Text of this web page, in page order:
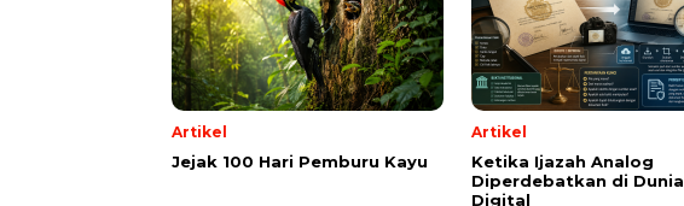
Artikel
Jejak 100 Hari Pemburu Kayu
Artikel
Ketika Ijazah Analog
Diperdebatkan di Dunia
Digital